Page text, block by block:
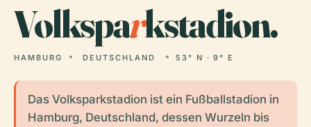
Volksparkstadion.
HAMBURG DEUTSCHLAND 53° N · 9° E
Das Volksparkstadion ist ein Fußballstadion in
Hamburg, Deutschland, dessen Wurzeln bis